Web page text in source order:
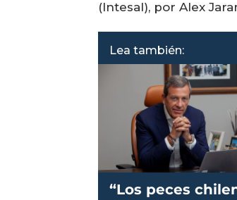
(Intesal), por Alex
Lea también:
“Los peces